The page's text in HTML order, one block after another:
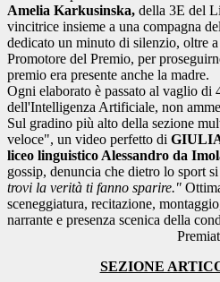
Amelia Karkusinska, della 3E del
vincitrice insieme a una compagna
dedicato un minuto di silenzio, oltre
Promotore del Premio, per
premio era presente anche la madre.
Ogni elaborato è passato al vaglio di
dell'Intelligenza Artificiale, non
Sul gradino più alto della sezione
veloce", un video perfetto di
liceo linguistico Alessandro da
gossip, denuncia che dietro lo sport
trovi la verità ti fanno sparire."
sceneggiatura, recitazione,
narrante e presenza scenica della
SEZIONE